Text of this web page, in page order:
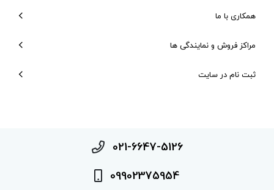
همکاری با ما
مراکز فروش و نمایندگی ها
ثبت نام در سایت
021-6647-5126
09902375954